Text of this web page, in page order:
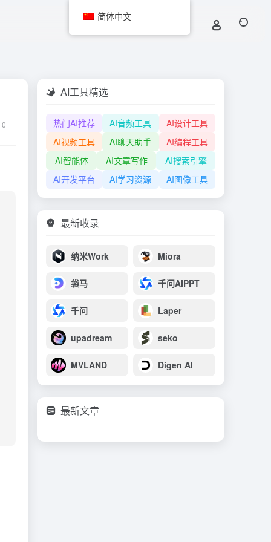
0
AI工具精选
热门AI推荐 AI音频工具
AI设计工具
AI视频工具
AI聊天助手
AI编程工具
AI智能体
AI文章写作
AI搜索引擎
AI开发平台
AI学习资源 AI图像工具
最新收录
纳米Work Miora
袋马 千问AIPPT
千问 Laper
upadream seko
MVLAND Digen AI
最新文章
简体中文